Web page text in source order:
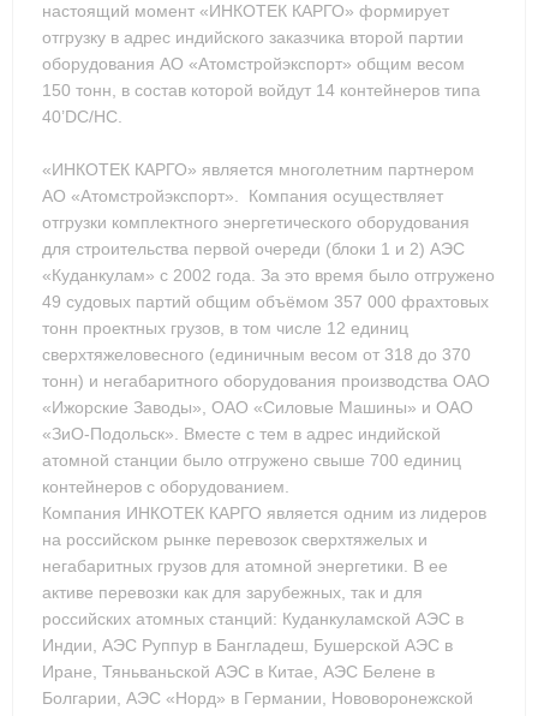
настоящий момент «ИНКОТЕК КАРГО» формирует
отгрузку в адрес индийского заказчика второй партии
оборудования АО «Атомстройэкспорт» общим весом
150 тонн, в состав которой войдут 14 контейнеров типа
40’DC/HC.
«ИНКОТЕК КАРГО» является многолетним партнером
АО «Атомстройэкспорт». Компания осуществляет
отгрузки комплектного энергетического оборудования
для строительства первой очереди (блоки 1 и 2) АЭС
«Куданкулам» с 2002 года. За это время было отгружено
49 судовых партий общим объёмом 357 000 фрахтовых
тонн проектных грузов, в том числе 12 единиц
сверхтяжеловесного (единичным весом от 318 до 370
тонн) и негабаритного оборудования производства ОАО
«Ижорские Заводы», ОАО «Силовые Машины» и ОАО
«ЗиО-Подольск». Вместе с тем в адрес индийской
атомной станции было отгружено свыше 700 единиц
контейнеров с оборудованием.
Компания ИНКОТЕК КАРГО является одним из лидеров
на российском рынке перевозок сверхтяжелых и
негабаритных грузов для атомной энергетики. В ее
активе перевозки как для зарубежных, так и для
российских атомных станций: Куданкуламской АЭС в
Индии, АЭС Руппур в Бангладеш, Бушерской АЭС в
Иране, Тяньваньской АЭС в Китае, АЭС Белене в
Болгарии, АЭС «Норд» в Германии, Нововоронежской